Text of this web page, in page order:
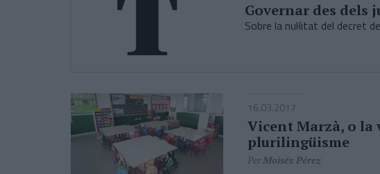
Governar des dels
Sobre la nul·litat del decret
16.03.2017
Vicent Marzà, o
plurilingüisme
PerMoisés Pérez